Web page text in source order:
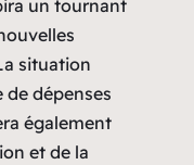
un tournant
situation
dépenses
également
et de la